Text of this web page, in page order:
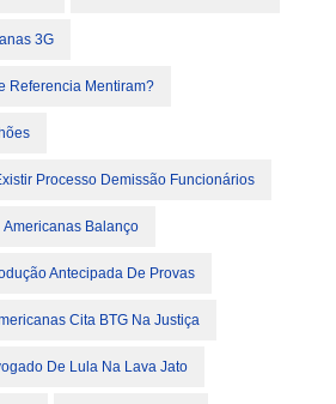
3G
Referencia Mentiram?
Processo Demissão Funcionários
Americanas Balanço
Antecipada De Provas
Cita BTG Na Justiça
De Lula Na Lava Jato